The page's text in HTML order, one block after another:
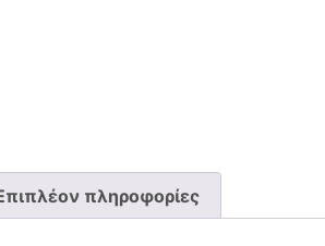
πληροφορίες